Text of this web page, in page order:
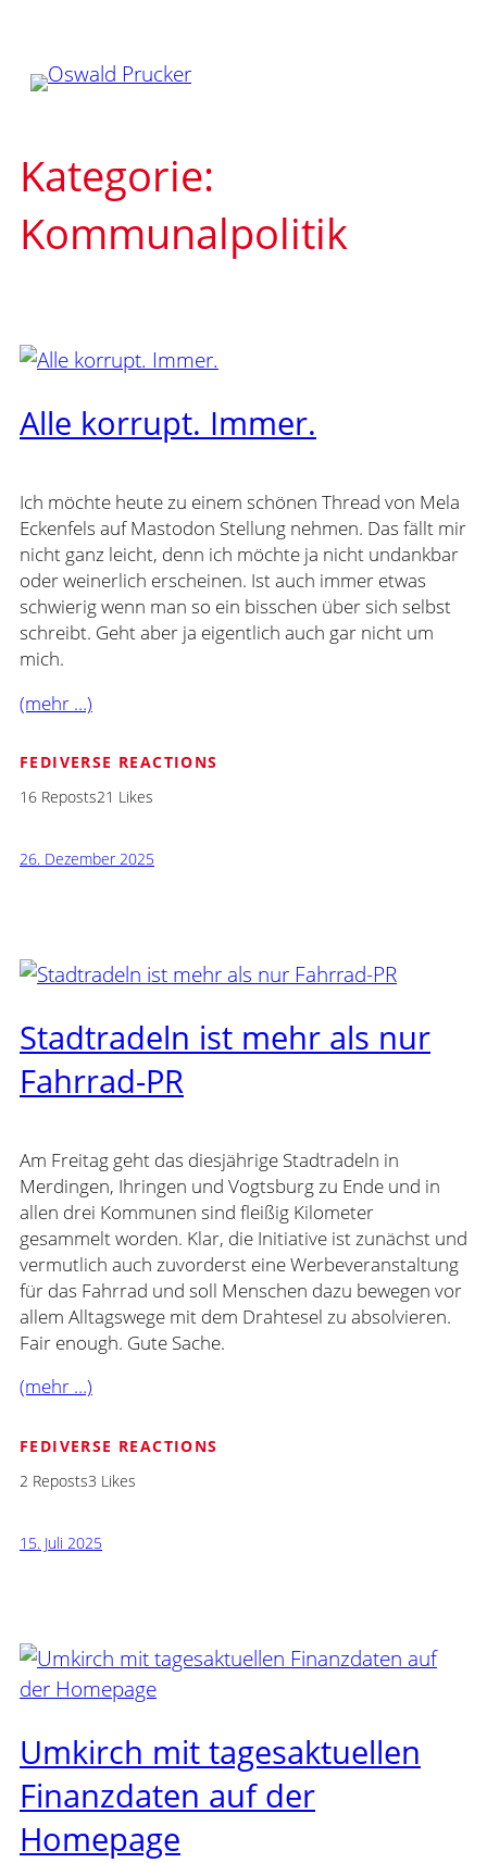
springen
Kategorie:
Kommunalpolitik
Alle korrupt. Immer.
Ich möchte heute zu einem schönen Thread von Mela
Eckenfels auf Mastodon Stellung nehmen. Das fällt mir
nicht ganz leicht, denn ich möchte ja nicht undankbar
oder weinerlich erscheinen. Ist auch immer etwas
schwierig wenn man so ein bisschen über sich selbst
schreibt. Geht aber ja eigentlich auch gar nicht um
mich.
(mehr …)
FEDIVERSE REACTIONS
16 Reposts21 Likes
26. Dezember 2025
Stadtradeln ist mehr als nur
Fahrrad-PR
Am Freitag geht das diesjährige Stadtradeln in
Merdingen, Ihringen und Vogtsburg zu Ende und in
allen drei Kommunen sind fleißig Kilometer
gesammelt worden. Klar, die Initiative ist zunächst und
vermutlich auch zuvorderst eine Werbeveranstaltung
für das Fahrrad und soll Menschen dazu bewegen vor
allem Alltagswege mit dem Drahtesel zu absolvieren.
Fair enough. Gute Sache.
(mehr …)
FEDIVERSE REACTIONS
2 Reposts3 Likes
15. Juli 2025
Umkirch mit tagesaktuellen
Finanzdaten auf der
Homepage